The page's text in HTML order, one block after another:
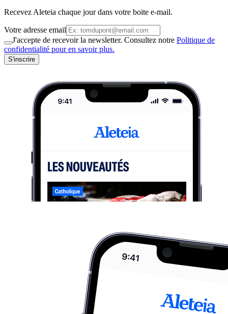
Recevez Aleteia chaque jour dans votre boite e-mail.
Votre adresse email
J'accepte de recevoir la newsletter. Consultez notre Politique de
confidentialité pour en savoir plus.
S'inscrire